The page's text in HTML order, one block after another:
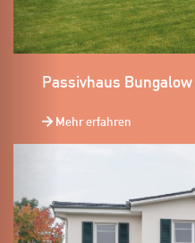
Passivhaus
Mehr erfahren